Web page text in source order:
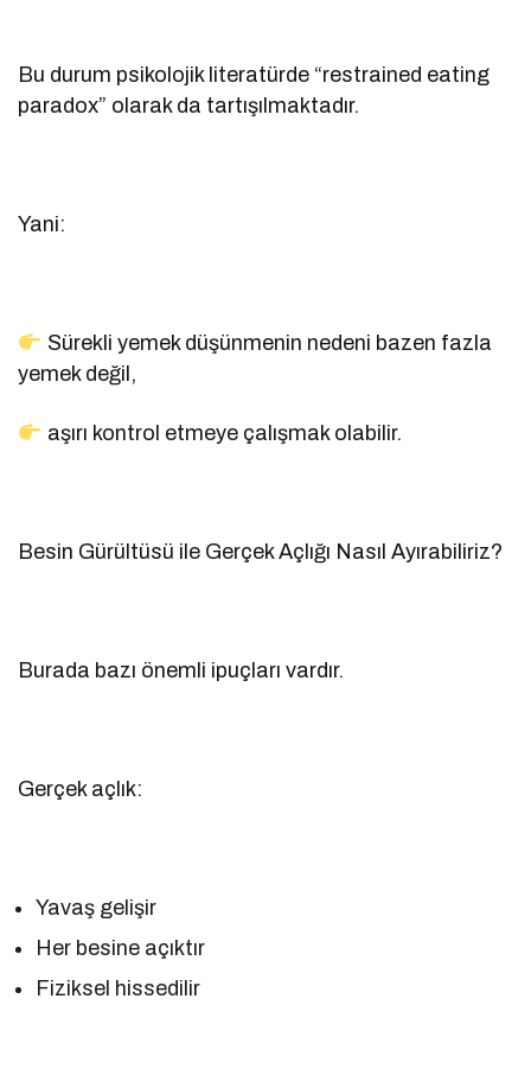
Bu durum psikolojik literatürde “restrained eating
paradox” olarak da tartışılmaktadır.
Yani:
Sürekli yemek düşünmenin nedeni bazen fazla
yemek değil,
aşırı kontrol etmeye çalışmak olabilir.
Besin Gürültüsü ile Gerçek Açlığı Nasıl Ayırabiliriz?
Burada bazı önemli ipuçları vardır.
Gerçek açlık:
Yavaş gelişir
Her besine açıktır
Fiziksel hissedilir